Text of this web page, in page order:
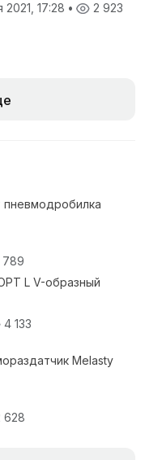
2021, 17:28 • 2 923
пневмодробилка
789
L V-образный
4 133
Melasty
628